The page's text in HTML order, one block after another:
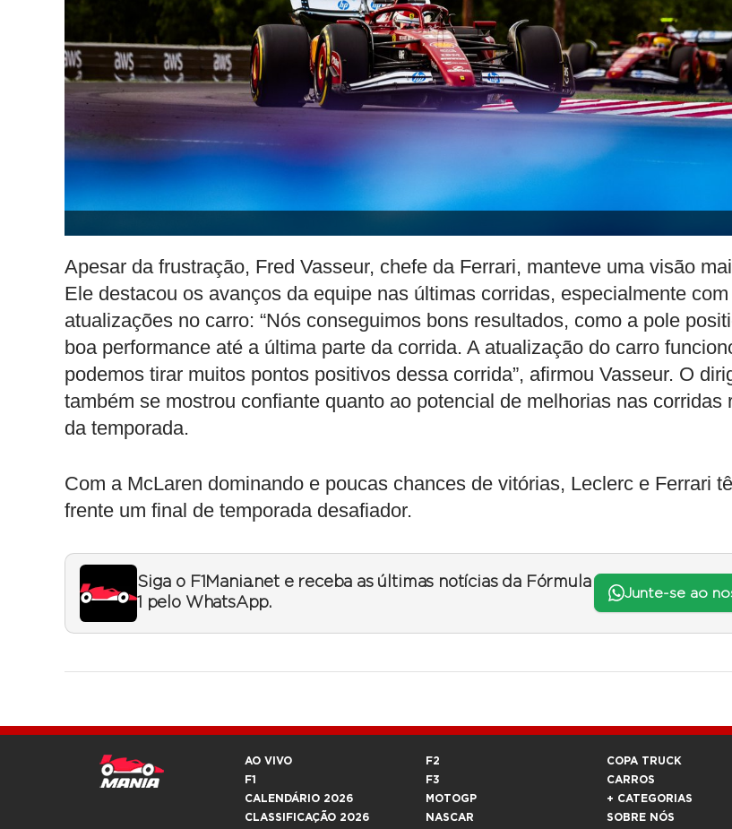
Apesar da frustração, Fred Vasseur, chefe da Ferrari, manteve uma visão
Ele destacou os avanços da equipe nas últimas corridas, especialmente
atualizações no carro: “Nós conseguimos bons resultados, como a pole
boa performance até a última parte da corrida. A atualização do carro
podemos tirar muitos pontos positivos dessa corrida”, afirmou Vasseur. O
também se mostrou confiante quanto ao potencial de melhorias nas corridas
da temporada.
Com a McLaren dominando e poucas chances de vitórias, Leclerc e Ferrari
frente um final de temporada desafiador.
Siga o F1Mania.net e receba as últimas notícias da Fórmula
1 pelo WhatsApp.
Junte-se ao
AO VIVO
F1
CALENDÁRIO 2026
CLASSIFICAÇÃO 2026
F2
F3
MOTOGP
NASCAR
COPA TRUCK
CARROS
+ CATEGORIAS
SOBRE NÓS